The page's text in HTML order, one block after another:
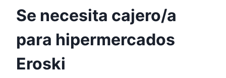
Se necesita cajero/a
para hipermercados
Eroski